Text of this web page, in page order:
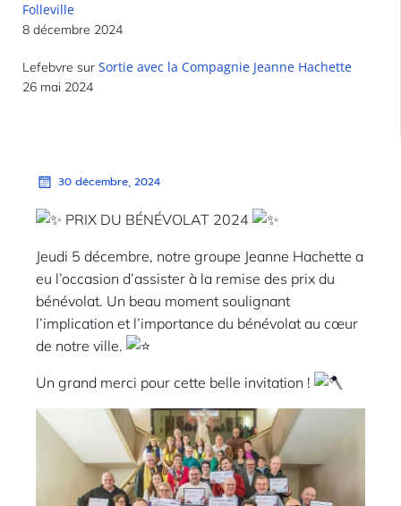
Folleville
8 décembre 2024
Lefebvre sur Sortie avec la Compagnie Jeanne Hachette
26 mai 2024
30 décembre, 2024
PRIX DU BÉNÉVOLAT 2024
Jeudi 5 décembre, notre groupe Jeanne Hachette a
eu l’occasion d’assister à la remise des prix du
bénévolat. Un beau moment soulignant
l’implication et l’importance du bénévolat au cœur
de notre ville.
Un grand merci pour cette belle invitation !